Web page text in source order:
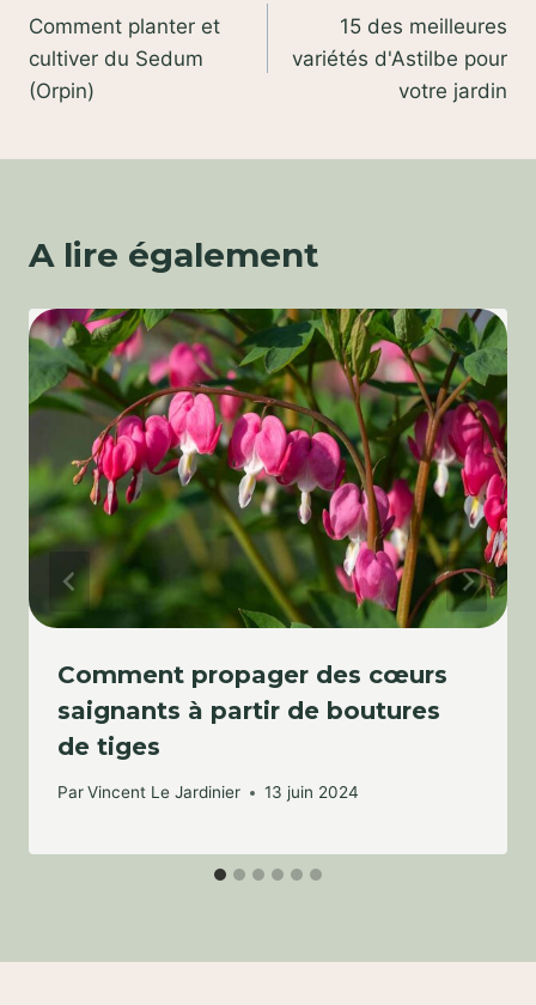
de
l’article
Comment planter et
cultiver du Sedum
(Orpin)
15 des meilleures
variétés d'Astilbe pour
votre jardin
A lire également
Comment propager des cœurs
saignants à partir de boutures
de tiges
ParVincent Le Jardinier 13 juin 2024